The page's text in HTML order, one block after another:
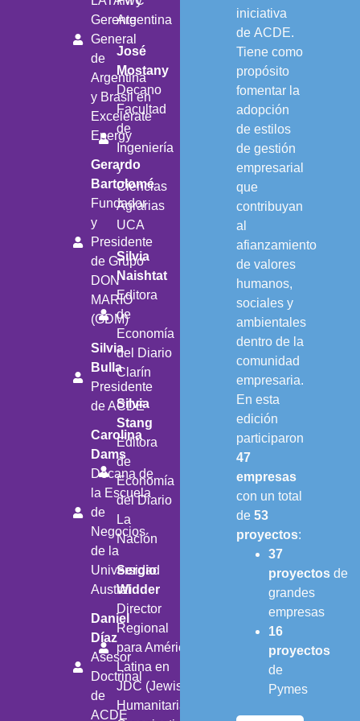
Gerente
General
de
Argentina
y Brasil en
Excelerate
Energy
Gerardo
Bartolomé
Fundador
y
Presidente
de Grupo
DON
MARIO
(GDM)
Silvia
Bulla
Presidente
de ACDE
Carolina
Dams
Decana de
la Escuela
de
Negocios
de la
Universidad
Austral
Daniel
Díaz
Asesor
Doctrinal
de
ACDE
Argentina
José
Mostany
Decano
Facultad
de
Ingeniería
y
Ciencias
Agrarias
UCA
Silvia
Naishtat
Editora
de
Economía
del Diario
Clarín
Silvia
Stang
Editora
de
Economía
del Diario
La
Nación
Sergio
Widder
Director
Regional
para América
Latina en
JDC (Jewish
Humanitarian
iniciativa
de ACDE.
Tiene como
propósito
fomentar la
adopción
de estilos
de gestión
empresarial
que
contribuyan
al
afianzamiento
de valores
humanos,
sociales y
ambientales
dentro de la
comunidad
empresaria.
En esta
edición
participaron
47
empresas
con un total
de 53
proyectos:
37
proyectos de
grandes
empresas
16
proyectos
de
Pymes